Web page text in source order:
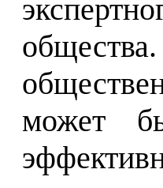
может